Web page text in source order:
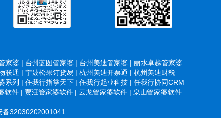
家婆 | 台州蓝图管家婆 | 台州美迪管家婆 | 丽水卓越管家婆
联通 | 宁波松果订货易 | 杭州美迪开票通 | 杭州美迪财税
系列 | 任我行指掌天下 | 任我行起业科技 | 任我行协同CRM
软件 | 贾汪管家婆软件 | 云龙管家婆软件 | 泉山管家婆软件
备32030202001041